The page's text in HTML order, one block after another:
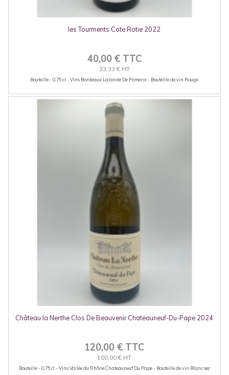
les Tourments Cote Rotie 2022
40,00 € TTC
33,33 € HT
Bouteille - 0.75 cl - Vins Bordeaux Lalande De Pomerol - Bouteille de vin Rouge
Château la Nerthe Clos De Beauvenir Chateauneuf-Du-Pape 2024
120,00 € TTC
100,00 € HT
Bouteille - 0.75 cl - Vins Vallée du Rhône Chateauneuf Du Pape - Bouteille de vin Blanc sec